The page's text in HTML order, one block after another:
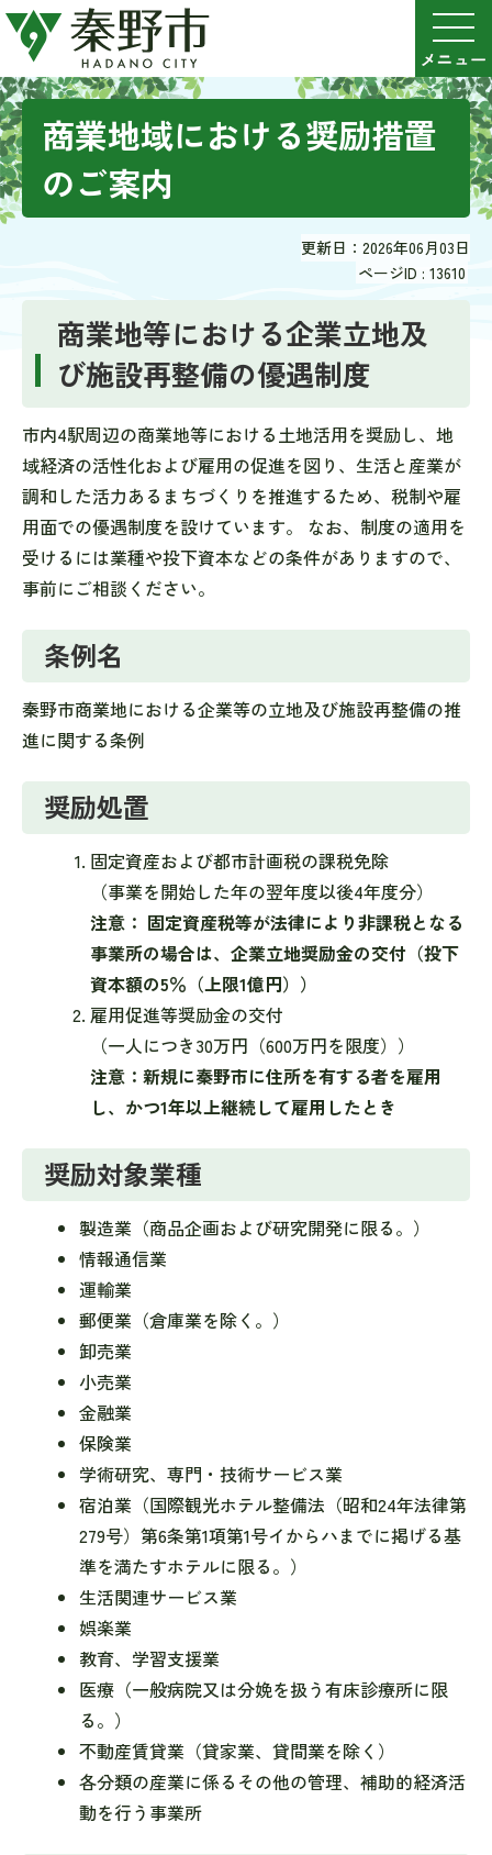
商業地域における奨励措置
のご案内
更新日：2026年06月03日
ページID : 13610
商業地等における企業立地及
び施設再整備の優遇制度
市内4駅周辺の商業地等における土地活用を奨励し、地
域経済の活性化および雇用の促進を図り、生活と産業が
調和した活力あるまちづくりを推進するため、税制や雇
用面での優遇制度を設けています。 なお、制度の適用を
受けるには業種や投下資本などの条件がありますので、
事前にご相談ください。
条例名
秦野市商業地における企業等の立地及び施設再整備の推
進に関する条例
奨励処置
固定資産および都市計画税の課税免除
（事業を開始した年の翌年度以後4年度分）
注意： 固定資産税等が法律により非課税となる
事業所の場合は、企業立地奨励金の交付（投下
資本額の5％（上限1億円））
雇用促進等奨励金の交付
（一人につき30万円（600万円を限度））
注意：新規に秦野市に住所を有する者を雇用
し、かつ1年以上継続して雇用したとき
奨励対象業種
製造業（商品企画および研究開発に限る。）
情報通信業
運輸業
郵便業（倉庫業を除く。）
卸売業
小売業
金融業
保険業
学術研究、専門・技術サービス業
宿泊業（国際観光ホテル整備法（昭和24年法律第
279号）第6条第1項第1号イからハまでに掲げる基
準を満たすホテルに限る。）
生活関連サービス業
娯楽業
教育、学習支援業
医療（一般病院又は分娩を扱う有床診療所に限
る。）
不動産賃貸業（貸家業、貸間業を除く）
各分類の産業に係るその他の管理、補助的経済活
動を行う事業所